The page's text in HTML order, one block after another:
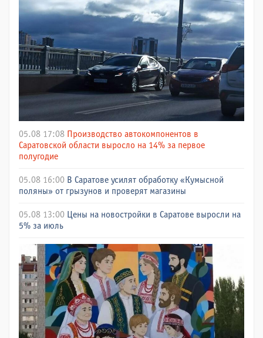
05.08 17:08 Производство автокомпонентов в
Саратовской области выросло на 14% за первое
полугодие
05.08 16:00 В Саратове усилят обработку «Кумысной
поляны» от грызунов и проверят магазины
05.08 13:00
Цены на новостройки в Саратове выросли на
5% за июль